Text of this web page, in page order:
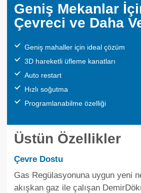
Geniş Mekanlar
Çevreci ve Daha
Geniş mahaller için ideal çözüm
3D hareketli üfleme kanatları
Auto restart
Hızlı soğutma
Programlanabilme özelliği
Üstün Özellikler
Çevre Dostu
Gas Regülasyonuna uygun yeni
akışkan gaz ile çalışan